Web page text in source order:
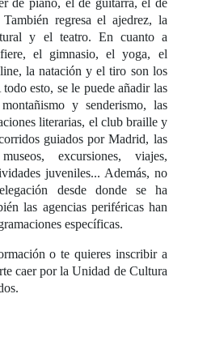
regresa el ajedrez, la
y el teatro. En cuanto a
el gimnasio, el yoga, el
la natación y el tiro son los
esto, se le puede añadir las
y senderismo, las
literarias, el club braille y
guiados por Madrid, las
excursiones, viajes,
juveniles... Además, no
desde donde se ha
las agencias periféricas han
específicas.
o te quieres inscribir a
caer por la Unidad de Cultura